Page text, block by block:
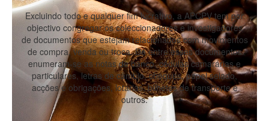
Excluindo todo e qualquer fim lucrativo, a APCPV tem por
objectivo congregar os coleccionadores e investigadores
de documentos que estejam relacionados com movimentos
de compra, venda ou troca. De entre esses documentos
enumeram-se as notas de banco, cédulas camarárias e
particulares, letras de câmbio, cheques, papel selado,
acções e obrigações, lotarias, bilhetes de transporte e
outros.